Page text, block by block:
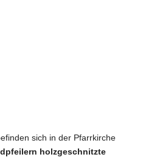
sich in der Pfarrkirche
holzgeschnitzte